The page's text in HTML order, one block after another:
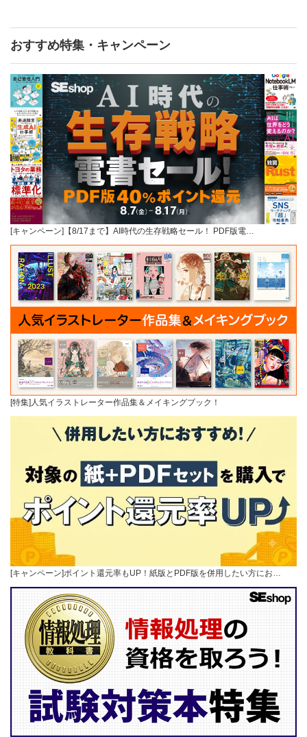
おすすめ特集・キャンペーン
[キャンペーン]【8/17まで】AI時代の生存戦略セール！ PDF版電…
[特集]人気イラストレーター作品集＆メイキングブック！
[キャンペーン]ポイント還元率もUP！紙版とPDF版を併用したい方にお…